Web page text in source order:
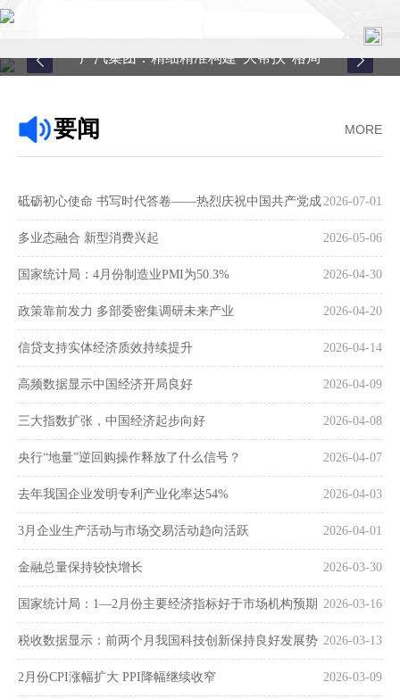
关于中心
县域服务
案例中心
联系我们
在线留言
广汽集团：精细精准构建“大帮扶”格局
MORE
要闻
2026-07-01
砥砺初心使命 书写时代答卷——热烈庆祝中国共产党成
立105周年 2026-05-06
多业态融合 新型消费兴起
2026-04-30
国家统计局：4月份制造业PMI为50.3%
2026-04-20
政策靠前发力 多部委密集调研未来产业
2026-04-14
信贷支持实体经济质效持续提升
2026-04-09
高频数据显示中国经济开局良好
2026-04-08
三大指数扩张，中国经济起步向好
2026-04-07
央行“地量”逆回购操作释放了什么信号？
2026-04-03
去年我国企业发明专利产业化率达54%
2026-04-01
3月企业生产活动与市场交易活动趋向活跃
2026-03-30
金融总量保持较快增长
2026-03-16
国家统计局：1—2月份主要经济指标好于市场机构预期
2026-03-13
税收数据显示：前两个月我国科技创新保持良好发展势
头 2026-03-09
2月份CPI涨幅扩大 PPI降幅继续收窄